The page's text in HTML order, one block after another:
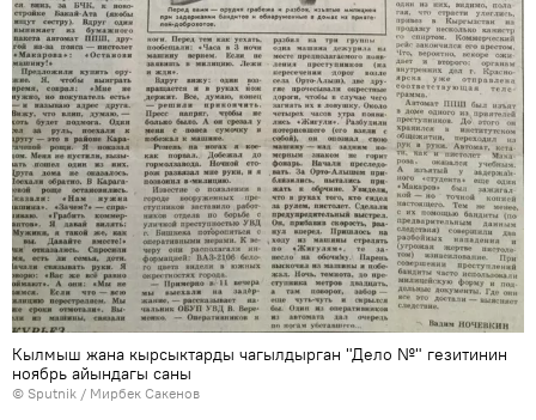
Кылмыш жана кырсыктарды чагылдырган "Дело №" гезитинин
ноябрь айындагы саны
© Sputnik / Мирбек Сакенов